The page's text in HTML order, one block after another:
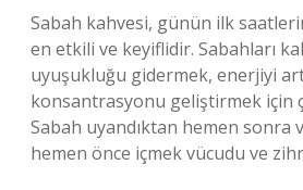
Sabah kahvesi, günün ilk
en etkili ve keyiflidir. Sabahları
uyuşukluğu gidermek, enerjiyi
konsantrasyonu geliştirmek için
Sabah uyandıktan hemen sonra
hemen önce içmek vücudu ve